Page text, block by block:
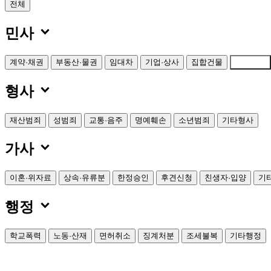
전체
민사 
계약·채권 부동산·물권 임대차 기업·상사 집합건물
형사 
재산범죄 성범죄 교통·음주 명예훼손 소년범죄 기타형사
가사 
이혼·위자료 상속·유류분 한정승인 후견신청 친생자·입양 기
행정 
학교폭력 노동·산재 면허취소 징계처분 조세불복
기타행정